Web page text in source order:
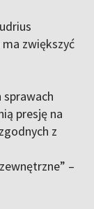
ma zwiększyć
presję na
z
–